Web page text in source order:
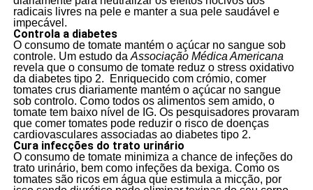
radicais livres na pele e manter a sua pele saudável e
impecável.
Controla a diabetes
O consumo de tomate mantém o açúcar no sangue sob
controle. Um estudo da Associação Médica Americana
revela que o consumo de tomate reduz o stress oxidativo
da diabetes tipo 2. Enriquecido com crómio, comer
tomates crus diariamente mantém o açúcar no sangue
sob controlo. Como todos os alimentos sem amido, o
tomate tem baixo nível de IG. Os pesquisadores provaram
que comer tomates pode reduzir o risco de doenças
cardiovasculares associadas ao diabetes tipo 2.
Cura infecções do trato urinário
O consumo de tomate minimiza a chance de infeções do
trato urinário, bem como infeções da bexiga. Como os
tomates são ricos em água que estimula a micção, por